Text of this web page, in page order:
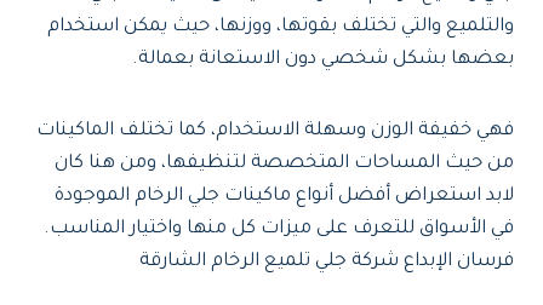
والتلميع والتي تختلف بقوتها، ووزنها، حيث يمكن استخدام
بعضها بشكل شخصي دون الاستعانة بعمالة.
فهي خفيفة الوزن وسهلة الاستخدام، كما تختلف الماكينات
من حيث المساحات المتخصصة لتنظيفها، ومن هنا كان
لابد استعراض أفضل أنواع ماكينات جلي الرخام الموجودة
في الأسواق للتعرف على ميزات كل منها واختيار المناسب.
فرسان الإبداع شركة جلي تلميع الرخام الشارقة